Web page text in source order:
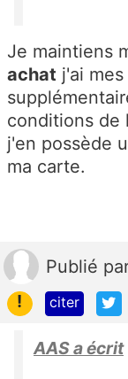
Je maintiens
achat j'ai
conditions de
j'en possède
ma carte.
Publié
!
citer
AAS a écrit